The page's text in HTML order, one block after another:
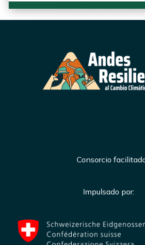
Consorcio
Impulsado por: